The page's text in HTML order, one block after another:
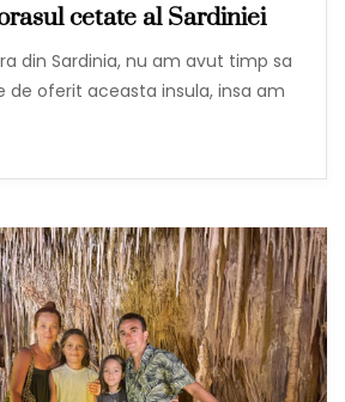
cetate al Sardiniei
din Sardinia, nu am avut timp sa
oferit aceasta insula, insa am